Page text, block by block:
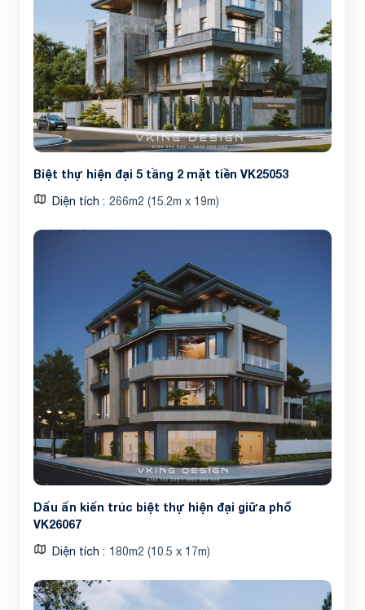
Biệt thự hiện đại 5 tầng 2 mặt tiền VK25053
Diện tích 266m2 (15.2m x 19m)
Dấu ấn kiến trúc biệt thự hiện đại giữa phố
VK26067
Diện tích 180m2 (10.5 x 17m)